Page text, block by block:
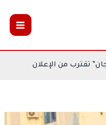
“صفقة الجان” تقترب من